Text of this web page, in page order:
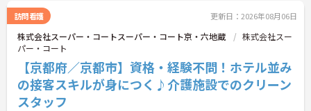
けて資格取得に挑戦できます。
◆法人独自の介護技術認定制度「ケアマイスター」
により、身につけたスキルを5段階でしっかり評価
し手当で還元。さらに「目標管理シート」を用いた
月1回の上司との面談があり、一人ひとりの不安や
目標に寄り添う手厚いフォロー体制が整っていま
す。
訪問看護 更新日：2026年08月06日
株式会社スーパー・コートスーパー・コート京・六地蔵
株式会社スー
パー・コート
【京都府／京都市】資格・経験不問！ホテル並み
の接客スキルが身につく♪介護施設でのクリーン
スタッフ